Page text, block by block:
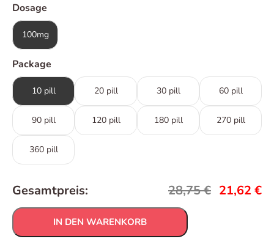
Dosage
100mg
Package
10 pill 20 pill 30 pill 60 pill
90 pill 120 pill 180 pill 270 pill
360 pill
Gesamtpreis: 28,75€ 21,62 €
IN DEN WARENKORB